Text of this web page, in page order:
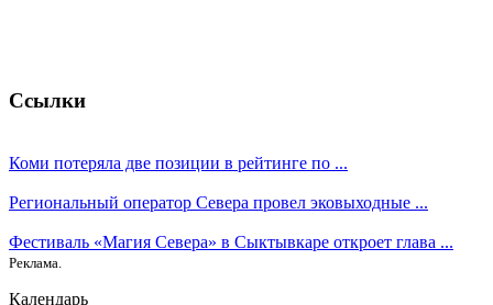
Ссылки
Коми потеряла две позиции в рейтинге по ...
Региональный оператор Севера провел эковыходные ...
Фестиваль «Магия Севера» в Сыктывкаре откроет глава ...
Реклама.
Календарь